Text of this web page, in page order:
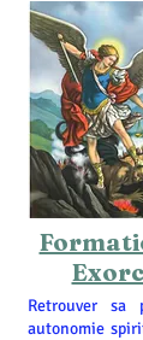
Retrouver sa
autonomie